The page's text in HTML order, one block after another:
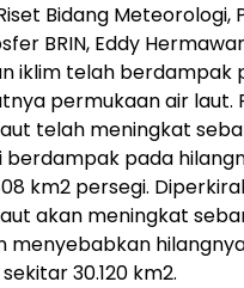
Bidang Meteorologi,
BRIN, Eddy
iklim telah berdampak
permukaan air laut.
telah meningkat
berdampak pada
km2 persegi.
akan meningkat
menyebabkan
30.120 km2.